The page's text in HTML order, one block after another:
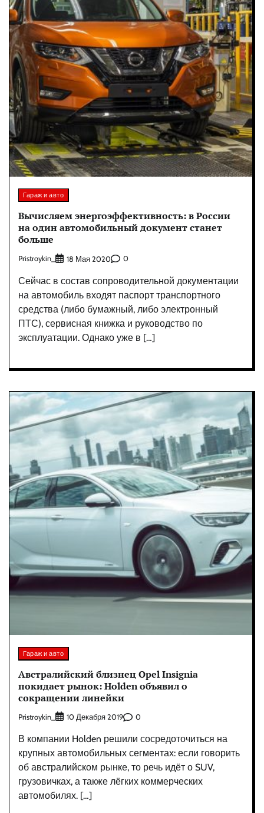
Гараж и авто
Вычисляем энергоэффективность: в России
на один автомобильный документ станет
больше
Pristroykin_ 18 Мая 2020 0
Сейчас в состав сопроводительной документации
на автомобиль входят паспорт транспортного
средства (либо бумажный, либо электронный
ПТС), сервисная книжка и руководство по
эксплуатации. Однако уже в […]
Гараж и авто
Австралийский близнец Opel Insignia
покидает рынок: Holden объявил о
сокращении линейки
Pristroykin_ 10 Декабря 2019 0
В компании Holden решили сосредоточиться на
крупных автомобильных сегментах: если говорить
об австралийском рынке, то речь идёт о SUV,
грузовичках, а также лёгких коммерческих
автомобилях. […]